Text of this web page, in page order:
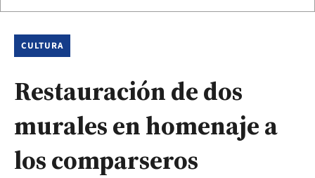
CULTURA
Restauración de dos
murales en homenaje a
los comparseros